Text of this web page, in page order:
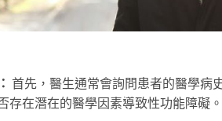
首先，醫生通常會詢問患者的醫學病
存在潛在的醫學因素導致性功能障礙。